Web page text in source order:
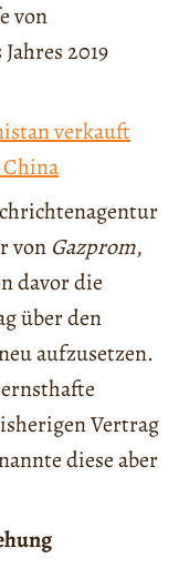
von
2019
verkauft
von Gazprom,
davor die
über den
aufzusetzen.
ernsthafte
Vertrag
diese aber